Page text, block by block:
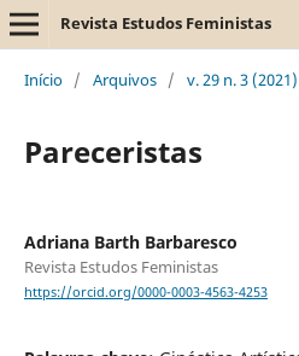
Revista Estudos Feministas
Início / Arquivos / v. 29 n. 3 (2021)
Pareceristas
Adriana Barth Barbaresco
Revista Estudos Feministas
https://orcid.org/0000-0003-4563-4253